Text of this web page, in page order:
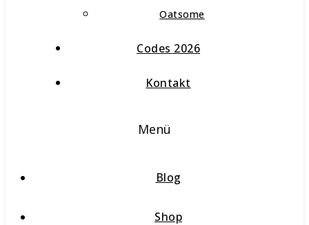
Oatsome
Codes 2026
Kontakt
Menü
Blog
Shop